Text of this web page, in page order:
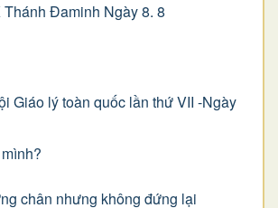
Đaminh Ngày 8. 8
Giáo lý toàn quốc lần thứ VII -Ngày
chân nhưng không đứng lại